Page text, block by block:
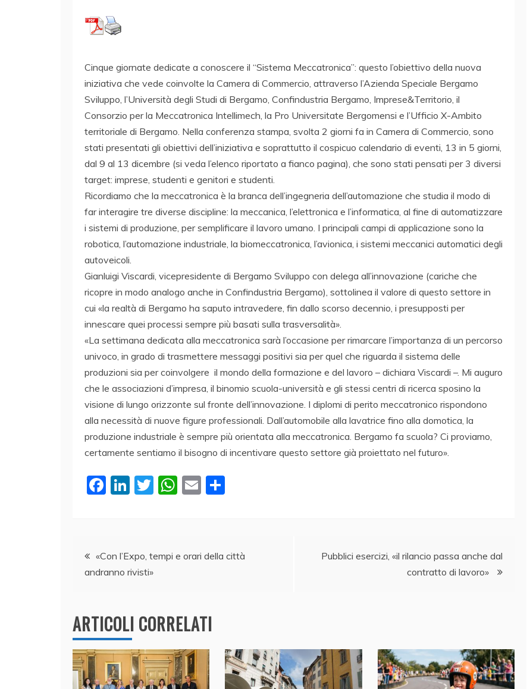
Cinque giornate dedicate a conoscere il “Sistema Meccatronica”: questo l’obiettivo della nuova
iniziativa che vede coinvolte la Camera di Commercio, attraverso l’Azienda Speciale Bergamo
Sviluppo, l’Università degli Studi di Bergamo, Confindustria Bergamo, Imprese&Territorio, il
Consorzio per la Meccatronica Intellimech, la Pro Universitate Bergomensi e l’Ufficio X-Ambito
territoriale di Bergamo. Nella conferenza stampa, svolta 2 giorni fa in Camera di Commercio, sono
stati presentati gli obiettivi dell’iniziativa e soprattutto il cospicuo calendario di eventi, 13 in 5 giorni,
dal 9 al 13 dicembre (si veda l’elenco riportato a fianco pagina), che sono stati pensati per 3 diversi
target: imprese, studenti e genitori e studenti.
Ricordiamo che la meccatronica è la branca dell’ingegneria dell’automazione che studia il modo di
far interagire tre diverse discipline: la meccanica, l’elettronica e l’informatica, al fine di automatizzare
i sistemi di produzione, per semplificare il lavoro umano. I principali campi di applicazione sono la
robotica, l’automazione industriale, la biomeccatronica, l’avionica, i sistemi meccanici automatici degli
autoveicoli.
Gianluigi Viscardi, vicepresidente di Bergamo Sviluppo con delega all’innovazione (cariche che
ricopre in modo analogo anche in Confindustria Bergamo), sottolinea il valore di questo settore in
cui «la realtà di Bergamo ha saputo intravedere, fin dallo scorso decennio, i presupposti per
innescare quei processi sempre più basati sulla trasversalità».
«La settimana dedicata alla meccatronica sarà l’occasione per rimarcare l’importanza di un percorso
univoco, in grado di trasmettere messaggi positivi sia per quel che riguarda il sistema delle
produzioni sia per coinvolgere il mondo della formazione e del lavoro – dichiara Viscardi –. Mi auguro
che le associazioni d’impresa, il binomio scuola-università e gli stessi centri di ricerca sposino la
visione di lungo orizzonte sul fronte dell’innovazione. I diplomi di perito meccatronico rispondono
alla necessità di nuove figure professionali. Dall’automobile alla lavatrice fino alla domotica, la
produzione industriale è sempre più orientata alla meccatronica. Bergamo fa scuola? Ci proviamo,
certamente sentiamo il bisogno di incentivare questo settore già proiettato nel futuro».
F
b
o
k
Li
dI
n
T
W
A
E
vi
Navigazione
articoli
«Con l’Expo, tempi e orari della città
andranno rivisti»
Pubblici esercizi, «il rilancio passa anche dal
contratto di lavoro»
ARTICOLI CORRELATI